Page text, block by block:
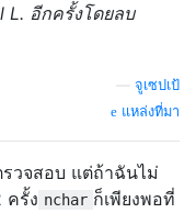
อีกครั้งโดยลบ
จูเซปเป้
แหล่งที่มา
วจสอบ แต่ถ้าฉันไม่
ครั้ง nchar ก็เพียงพอที่